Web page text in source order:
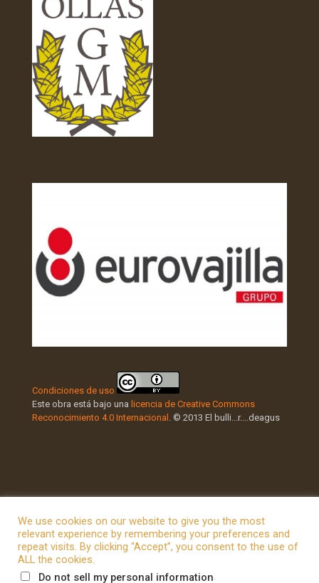
Condiciones de uso
Este obra está bajo una licencia de Creative Commons
Reconocimiento 4.0 Internacional
. © 2013 El bulli...r....deagus
© 2026 Betheme by Muffin group
We use cookies on our website to give you the most
relevant experience by remembering your preferences and
repeat visits. By clicking “Accept”, you consent to the use of
ALL the cookies.
Do not sell my personal information.